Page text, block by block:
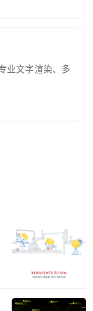
业文字渲染、多